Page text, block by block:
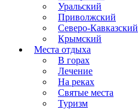
Уральский
Приволжский
Северо-Кавказский
Крымский
Места отдыха
В горах
Лечение
На реках
Святые места
Туризм